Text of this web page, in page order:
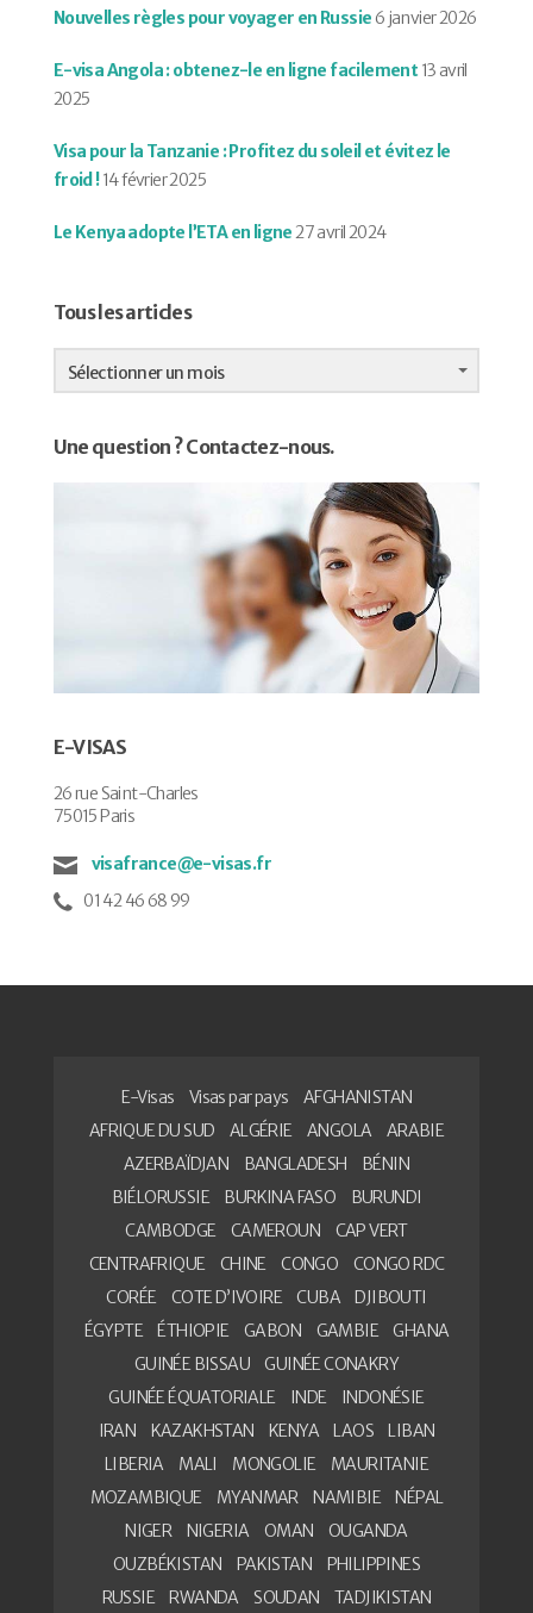
Nouvelles règles pour voyager en Russie 6 janvier 2026
E-visa Angola : obtenez-le en ligne facilement 13 avril
2025
Visa pour la Tanzanie : Profitez du soleil et évitez le
froid !14 février 2025
Le Kenya adopte l’ETA en ligne27 avril 2024
Tous les articles
Tous
les
articles
Sélectionner un mois
Une question ? Contactez-nous.
E-VISAS
26 rue Saint-Charles
75015 Paris
visafrance@e-visas.fr
01 42 46 68 99
E-Visas Visas par pays
AFGHANISTAN
AFRIQUE DU SUD
ALGÉRIE ANGOLA
ARABIE
AZERBAÏDJAN
BANGLADESH
BÉNIN
BIÉLORUSSIE
BURKINA FASO
BURUNDI
CAMBODGE
CAMEROUN
CAP VERT
CENTRAFRIQUE
CHINE CONGO
CONGO RDC
CORÉE
COTE D’IVOIRE CUBA
DJIBOUTI
ÉGYPTE
ÉTHIOPIE GABON GAMBIE
GHANA
GUINÉE BISSAU
GUINÉE CONAKRY
GUINÉE ÉQUATORIALE
INDE
INDONÉSIE
IRAN
KAZAKHSTAN KENYA LAOS
LIBAN
LIBERIA
MALI MONGOLIE
MAURITANIE
MOZAMBIQUE
MYANMAR NAMIBIE
NÉPAL
NIGER
NIGERIA OMAN
OUGANDA
OUZBÉKISTAN
PAKISTAN
PHILIPPINES
RUSSIE
RWANDA SOUDAN
TADJIKISTAN